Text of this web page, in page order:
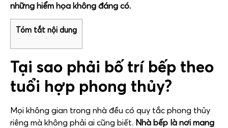
những hiểm họa không đáng có.
Tóm tắt nội dung
Tại sao phải bố trí bếp theo
tuổi hợp phong thủy?
Mọi không gian trong nhà đều có quy tắc phong thủy
riêng mà không phải ai cũng biết. Nhà bếp là nơi mang